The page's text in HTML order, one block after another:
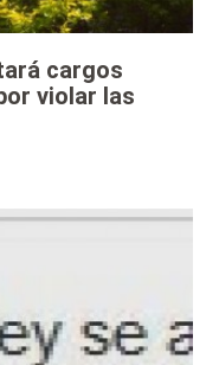
cargos
violar las